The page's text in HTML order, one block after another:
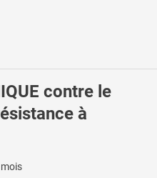
contre le
à